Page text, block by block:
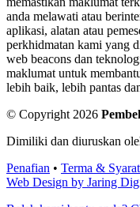
anda melawati atau
aplikasi, alatan atau
perkhidmatan kami yang
web beacons dan
maklumat untuk
lebih baik, lebih pantas
© Copyright 2026
Dimiliki dan diuruskan
Penafian • Terma & Syarat
Web Design by Jaring